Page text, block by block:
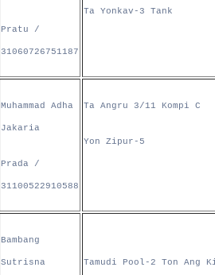
Pratu /
31060726751187
Ta Yonkav-3 Tank
Muhammad Adha
Jakaria
Prada /
31100522910588
Ta Angru 3/11 Kompi C
Yon Zipur-5
Bambang
Sutrisna Tamudi Pool-2 Ton Ang